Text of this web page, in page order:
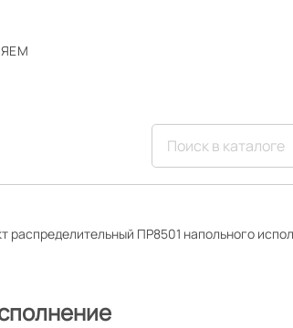
распределительный ПР8501 напольного